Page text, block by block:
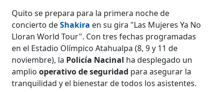
Quito se prepara para la primera noche de
concierto deShakira en su gira "Las Mujeres Ya No
Lloran World Tour". Con tres fechas programadas
en el Estadio Olímpico Atahualpa (8, 9 y 11 de
noviembre), la Policía Nacinal ha desplegado un
ampliooperativo de seguridad para asegurar la
tranquilidad y el bienestar de todos los asistentes.